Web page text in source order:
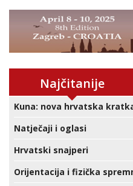
Najčitanije
Kuna: nova hrvatska
Natječaji i oglasi
Hrvatski snajperi
Orijentacija i fizička